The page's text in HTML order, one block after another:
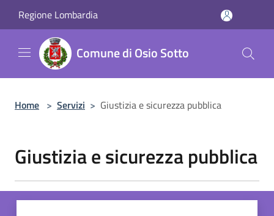
Regione Lombardia
Comune di Osio Sotto
Home > Servizi > Giustizia e sicurezza pubblica
Giustizia e sicurezza pubblica